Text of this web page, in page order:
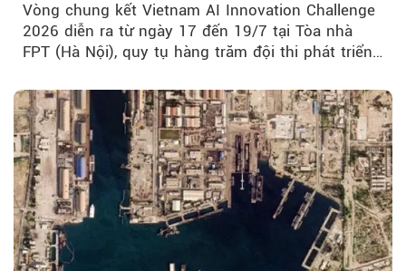
Vòng chung kết Vietnam AI Innovation Challenge
2026 diễn ra từ ngày 17 đến 19/7 tại Tòa nhà
FPT (Hà Nội), quy tụ hàng trăm đội thi phát triển